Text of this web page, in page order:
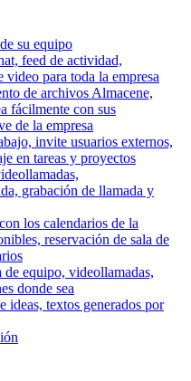
su equipo
feed de actividad,
video para toda la empresa
de archivos Almacene,
fácilmente con sus
de la empresa
invite usuarios externos,
en tareas y proyectos
grabación de llamada y
los calendarios de la
reservación de sala de
de equipo, videollamadas,
donde sea
ideas, textos generados por